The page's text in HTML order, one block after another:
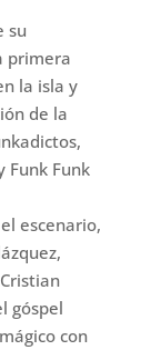
su
primera
la isla y
de la
Funk Funk
escenario,
góspel
con